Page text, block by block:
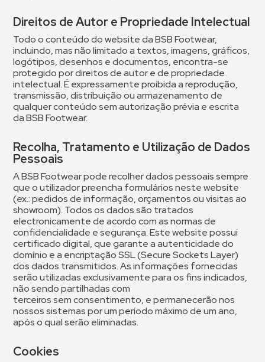
Direitos de Autor e Propriedade Intelectual
Todo o conteúdo do website da BSB Footwear,
incluindo, mas não limitado a textos, imagens, gráficos,
logótipos, desenhos e documentos, encontra-se
protegido por direitos de autor e de propriedade
intelectual. É expressamente proibida a reprodução,
transmissão, distribuição ou armazenamento de
qualquer conteúdo sem autorização prévia e escrita
da BSB Footwear.
Recolha, Tratamento e Utilização de Dados
Pessoais
A BSB Footwear pode recolher dados pessoais sempre
que o utilizador preencha formulários neste website
(ex.: pedidos de informação, orçamentos ou visitas ao
showroom). Todos os dados são tratados
electronicamente de acordo com as normas de
confidencialidade e segurança. Este website possui
certificado digital, que garante a autenticidade do
domínio e a encriptação SSL (Secure Sockets Layer)
dos dados transmitidos. As informações fornecidas
serão utilizadas exclusivamente para os fins indicados,
não sendo partilhadas com
terceiros sem consentimento, e permanecerão nos
nossos sistemas por um período máximo de um ano,
após o qual serão eliminadas.
Cookies